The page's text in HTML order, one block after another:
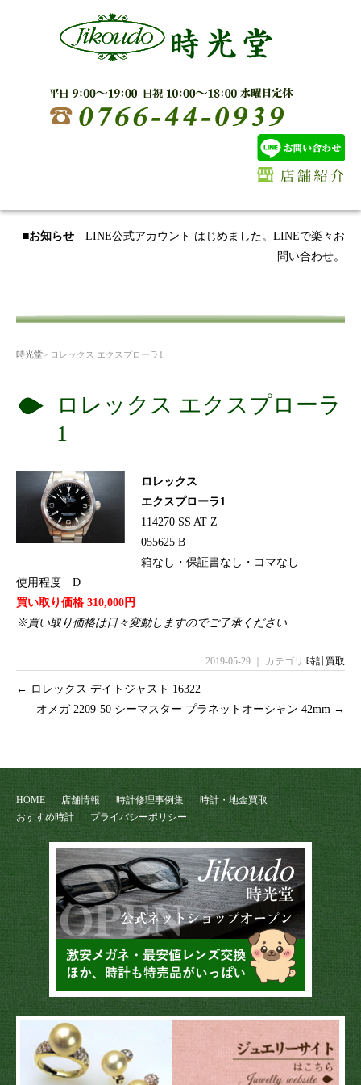
■お知らせ LINE公式アカウント はじめました。LINEで楽々お
問い合わせ。
時光堂> ロレックス エクスプローラ1
ロレックス エクスプローラ
1
ロレックス
エクスプローラ1
114270 SS AT Z
055625 B
箱なし・保証書なし・コマなし
使用程度 D
買い取り価格 310,000円
※買い取り価格は日々変動しますのでご了承ください
2019-05-29 ｜ カテゴリ 時計買取
← ロレックス デイトジャスト 16322
オメガ 2209-50 シーマスター プラネットオーシャン 42mm →
HOME 店舗情報 時計修理事例集
時計・地金買取
おすすめ時計
プライバシーポリシー